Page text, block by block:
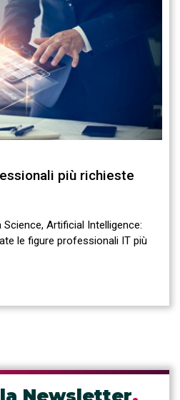
più richieste
Science, Artificial Intelligence:
le figure professionali IT più
Newsletter.